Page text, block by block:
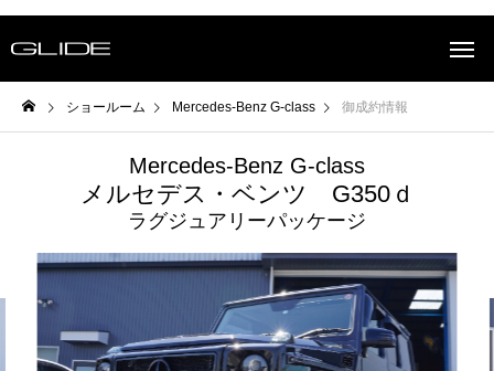
ショールーム Mercedes-Benz G-class 御成約情報
Mercedes-Benz G-class
メルセデス・ベンツ G350ｄ
ラグジュアリーパッケージ